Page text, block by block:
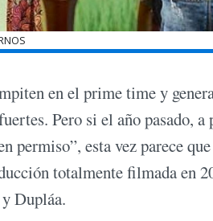
en el prime time y
Pero si el año pasado, a
permiso”, esta vez parece
totalmente filmada en
Dupláa.